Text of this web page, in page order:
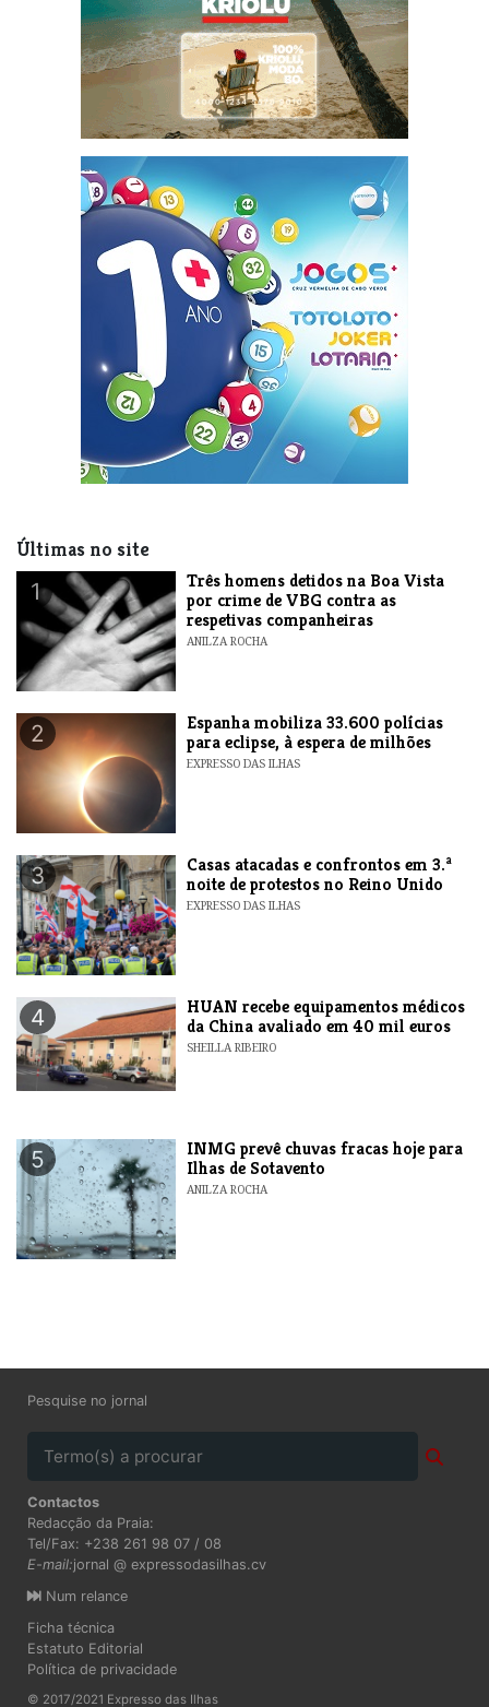
Últimas no site
1
Três homens detidos na Boa Vista
por crime de VBG contra as
respetivas companheiras
ANILZA ROCHA
2
Espanha mobiliza 33.600 polícias
para eclipse, à espera de milhões
EXPRESSO DAS ILHAS
3
Casas atacadas e confrontos em 3.ª
noite de protestos no Reino Unido
EXPRESSO DAS ILHAS
4
HUAN recebe equipamentos médicos
da China avaliado em 40 mil euros
SHEILLA RIBEIRO
5
INMG prevê chuvas fracas hoje para
Ilhas de Sotavento
ANILZA ROCHA
Pesquise no jornal
Contactos
Redacção da Praia:
Tel/Fax: +238 261 98 07 / 08
E-mail:jornal @ expressodasilhas.cv
Num relance
Ficha técnica
Estatuto Editorial
Política de privacidade
© 2017/2021 Expresso das Ilhas